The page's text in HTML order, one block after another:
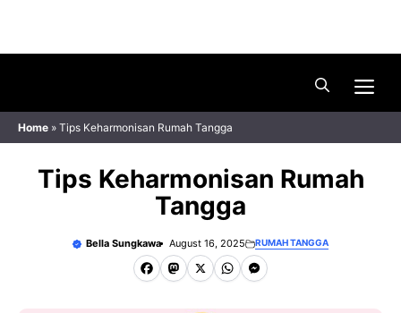
content
Home » Tips Keharmonisan Rumah Tangga
Tips Keharmonisan Rumah
Tangga
Bella Sungkawa August 16, 2025 RUMAH TANGGA
F MX WM